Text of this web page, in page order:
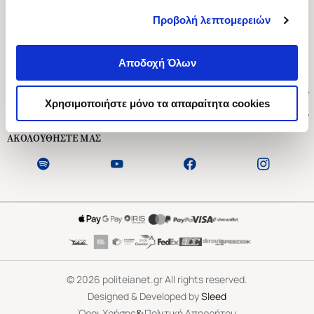
Προβολή λεπτομερειών
Αποδοχή Όλων
Χρησιμοποιήστε μόνο τα απαραίτητα cookies
Ασκληπιού 1-3, Αθήνα 106 79
Δευτέρα - Παρασκευή 09:00-21:00
Εξυπηρέτηση Πελατών
ΑΚΟΛΟΥΘΗΣΤΕ ΜΑΣ
©2026 politeianet.gr All rights reserved.
Designed & Developed bySleed